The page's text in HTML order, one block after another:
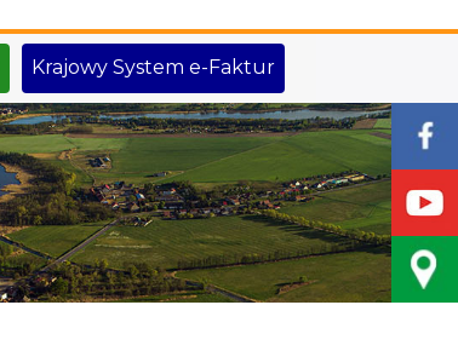
Krajowy System e-Faktur